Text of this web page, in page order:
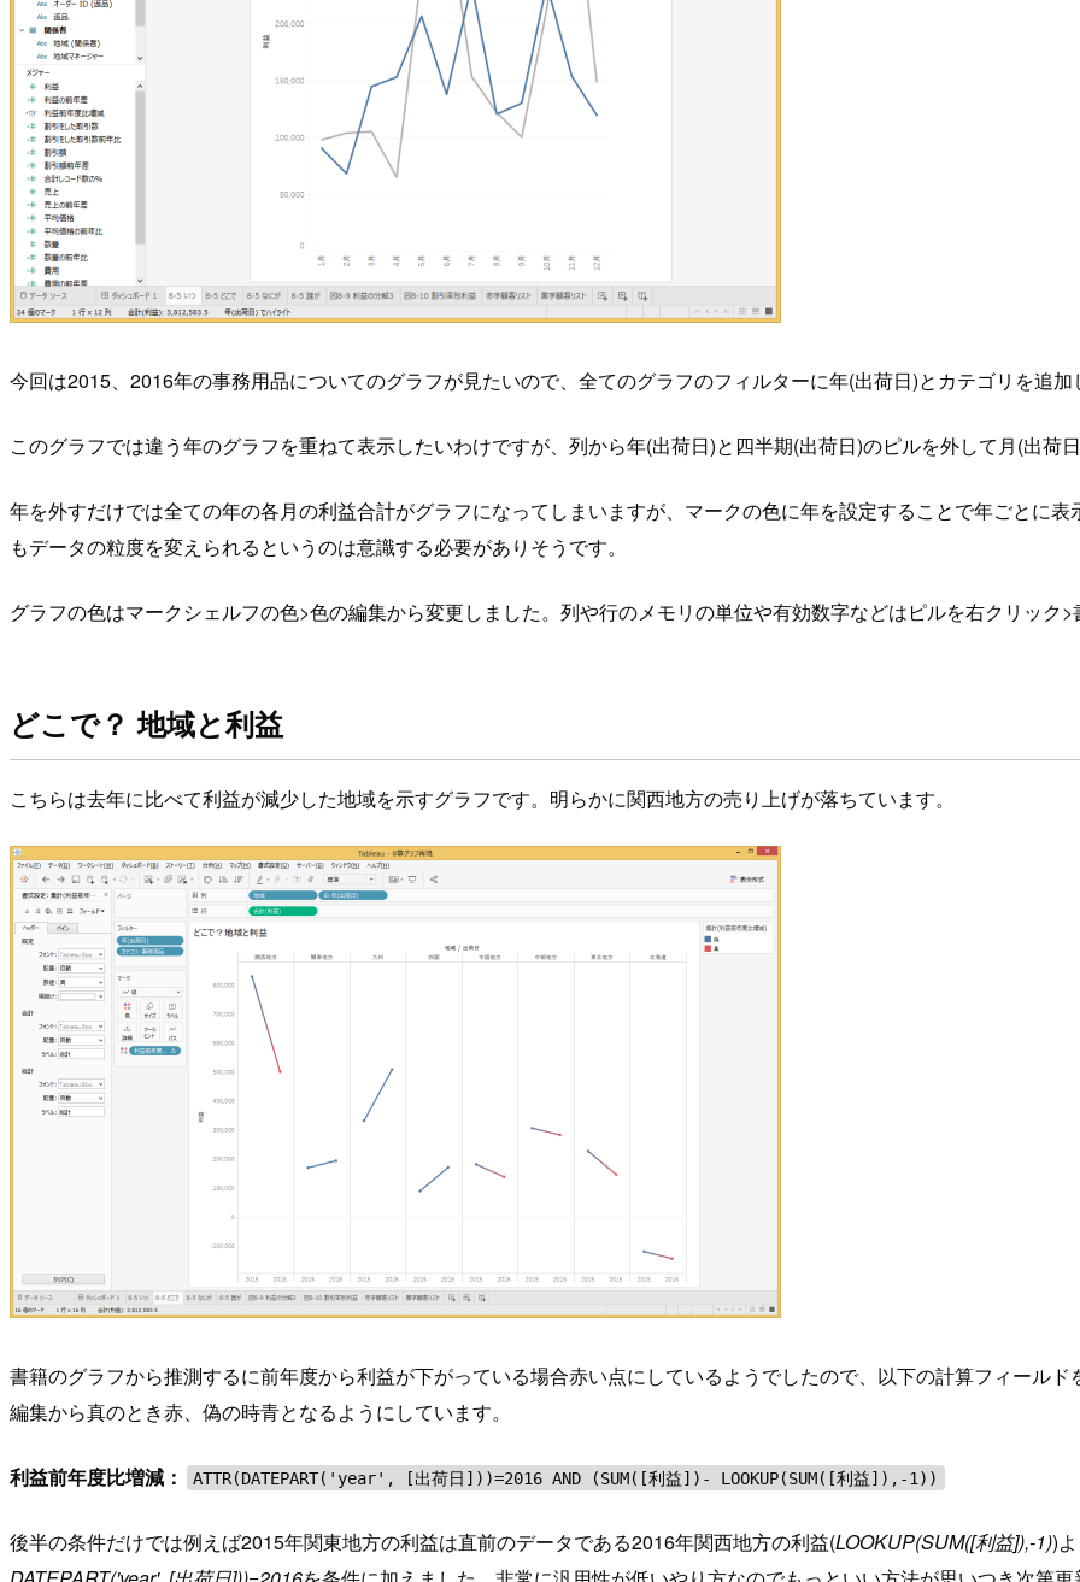
今回は2015、2016年の事務用品についてのグラフが見たいので、全てのグラフのフィルターに年(出荷日)とカテゴリを追
このグラフでは違う年のグラフを重ねて表示したいわけですが、列から年(出荷日)と四半期(出荷日)のピルを外して月(出荷
年を外すだけでは全ての年の各月の利益合計がグラフになってしまいますが、マークの色に年を設定することで年ごとに
もデータの粒度を変えられるというのは意識する必要がありそうです。
グラフの色はマークシェルフの色>色の編集から変更しました。列や行のメモリの単位や有効数字などはピルを右クリック
どこで？ 地域と利益
こちらは去年に比べて利益が減少した地域を示すグラフです。明らかに関西地方の売り上げが落ちています。
書籍のグラフから推測するに前年度から利益が下がっている場合赤い点にしているようでしたので、以下の計算フィール
編集から真のとき赤、偽の時青となるようにしています。
利益前年度比増減： ATTR(DATEPART('year', [出荷日]))=2016 AND (SUM([利益])- LOOKUP(SUM([利益]),-1))
後半の条件だけでは例えば2015年関東地方の利益は直前のデータである2016年関西地方の利益(LOOKUP(SUM([利益]),-1))